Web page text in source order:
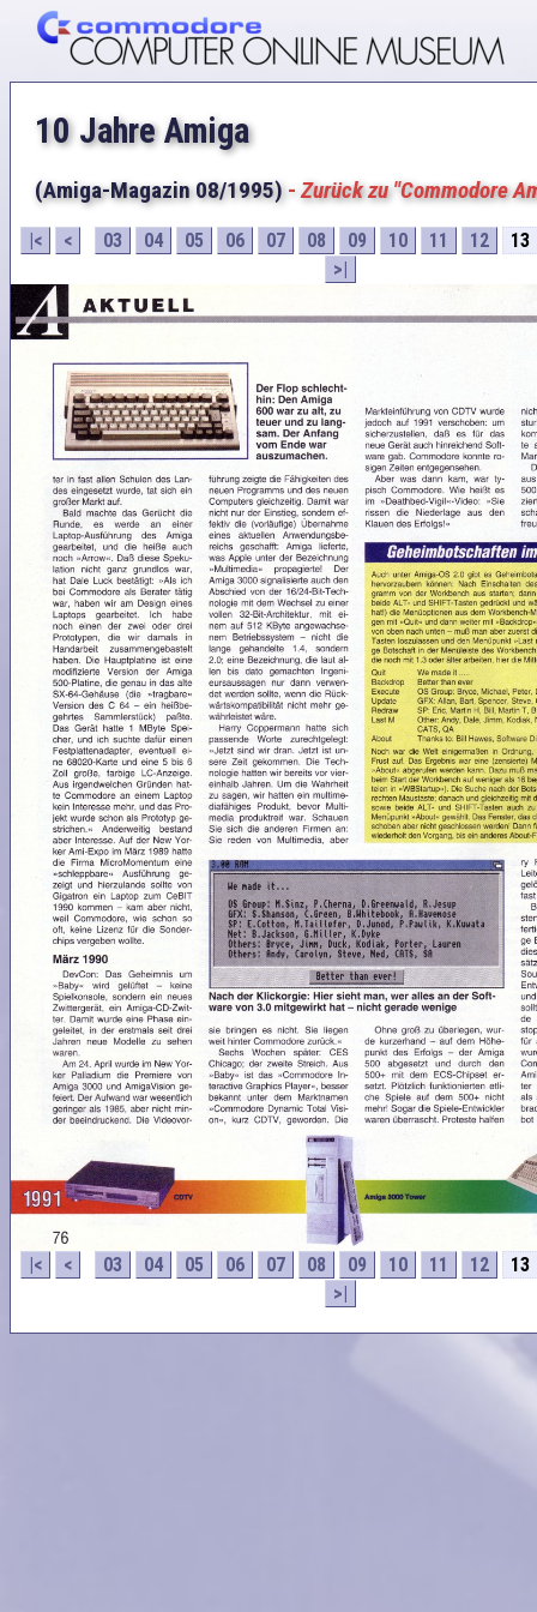
10 Jahre Amiga
(Amiga-Magazin 08/1995)-Zurück zu "Commodore
|< < 03 04 05 06 07 08 09 10 11 12
13
>|
|< < 03 04 05 06 07 08 09 10 11 12
13
>|